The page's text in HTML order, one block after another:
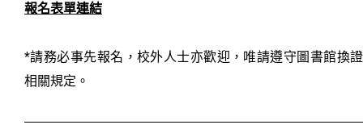
報名表單連結
*請務必事先報名，校外人士亦歡迎，唯請遵守圖書館換證
相關規定。